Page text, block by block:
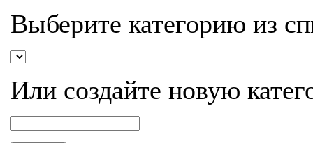
Выберите категорию из
Или создайте новую